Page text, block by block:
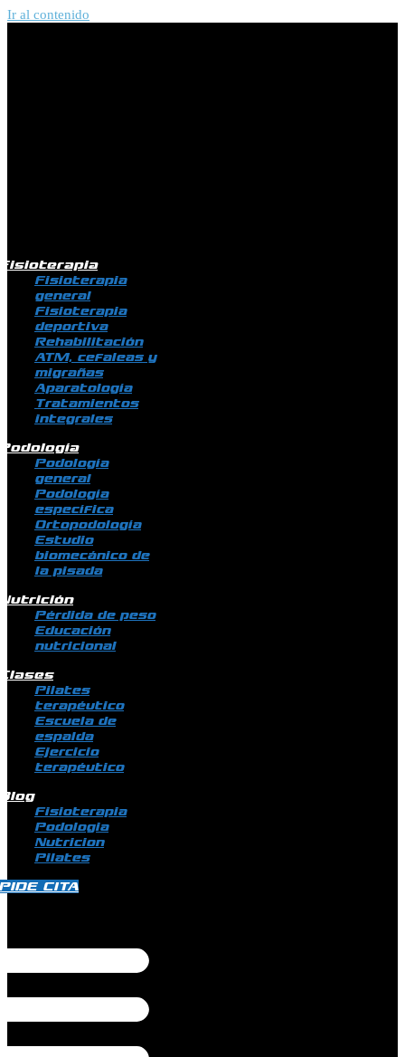
Ir al contenido
Fisioterapia
general
Fisioterapia
deportiva
Rehabilitación
ATM, cefaleas y
migrañas
Aparatología
Tratamientos
integrales
Podología
general
Podología
específica
Ortopodología
Estudio
biomecánico de
la pisada
Pérdida de peso
Educación
nutricional
Pilates
terapéutico
Escuela de
espalda
Ejercicio
terapéutico
Fisioterapia
Podologia
Nutricion
Pilates
CITA